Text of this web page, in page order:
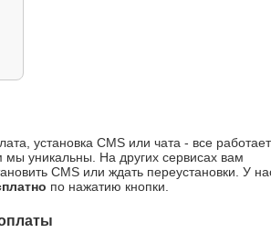
установка CMS или чата - все работает
мы уникальны. На других сервисах вам
CMS или ждать переустановки. У
по нажатию кнопки.